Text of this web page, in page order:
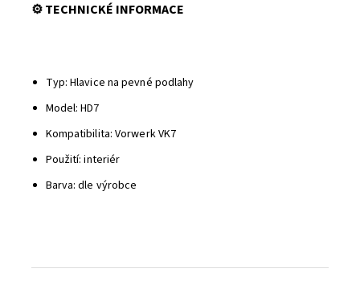
⚙️ TECHNICKÉ INFORMACE
Typ: Hlavice na pevné podlahy
Model: HD7
Kompatibilita: Vorwerk VK7
Použití: interiér
Barva: dle výrobce